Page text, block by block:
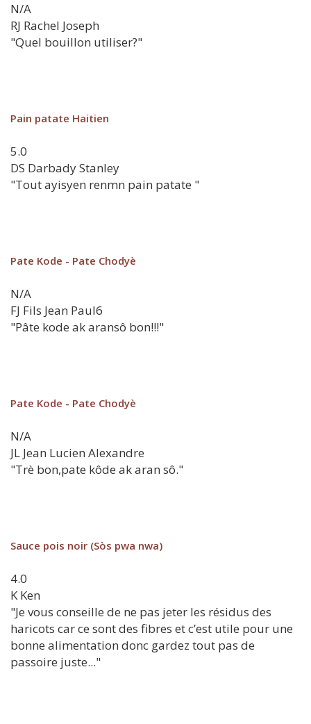
N/A
RJ Rachel Joseph
"Quel bouillon utiliser?"
Pain patate Haitien
5.0
DS Darbady Stanley
"Tout ayisyen renmn pain patate "
Pate Kode - Pate Chodyè
N/A
FJ Fils Jean Paul6
"Pâte kode ak aransô bon!!!"
Pate Kode - Pate Chodyè
N/A
JL Jean Lucien Alexandre
"Trè bon,pate kôde ak aran sô."
Sauce pois noir (Sòs pwa nwa)
4.0
K Ken
"Je vous conseille de ne pas jeter les résidus des
haricots car ce sont des fibres et c’est utile pour une
bonne alimentation donc gardez tout pas de
passoire juste..."